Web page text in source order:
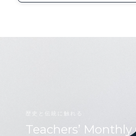
歴史と伝統に触れる
Teachers’ Monthly